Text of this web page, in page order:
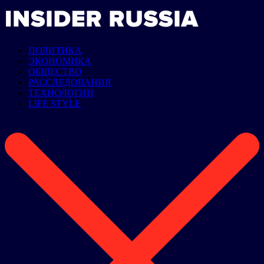
ПОЛИТИКА
ЭКОНОМИКА
ОБЩЕСТВО
РАССЛЕДОВАНИЯ
ТЕХНОЛОГИИ
LIFE STYLE